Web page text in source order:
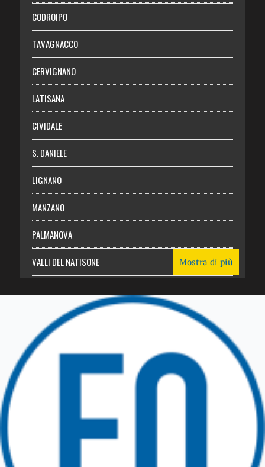
Necrologie
Chi siamo
Abbonati
Login
CODROIPO
TAVAGNACCO
CERVIGNANO
LATISANA
CIVIDALE
S. DANIELE
LIGNANO
MANZANO
PALMANOVA
VALLI DEL NATISONE
TRICESIMO
TARCENTO
GEMONA DEL FRIULI
Mostra di più